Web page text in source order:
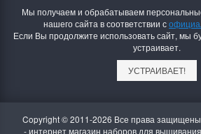
отличном состоянии.
Ларина Евгения
1 апреля 2026 14:55
Мы получаем и обрабатываем
нашего сайта в соответствии с
Если Вы продолжите использовать сайт, мы
устраивает.
УСТРАИВАЕТ!
Copyright © 2011-2026 Все права
- интернет магазин наборов для